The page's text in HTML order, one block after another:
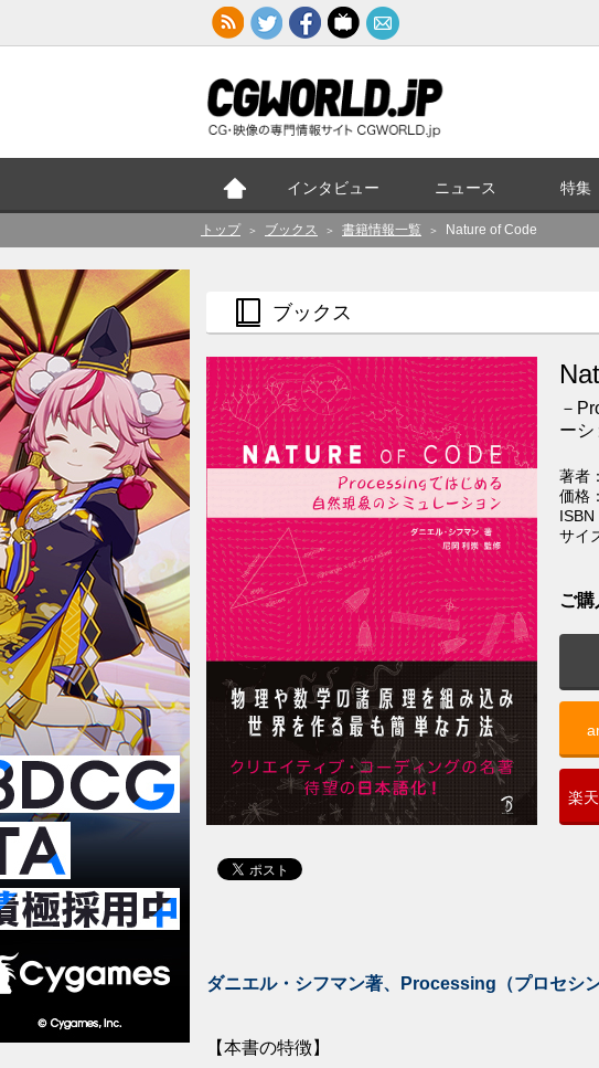
インタビュー ニュース 特集
トップ ＞ ブックス ＞ 書籍情報一覧 ＞ Nature of Code
ブックス
－
ーシ
著者
価格
サイ
ご購
楽
ダニエル・シフマン著、Processing（プロセシ
【本書の特徴】